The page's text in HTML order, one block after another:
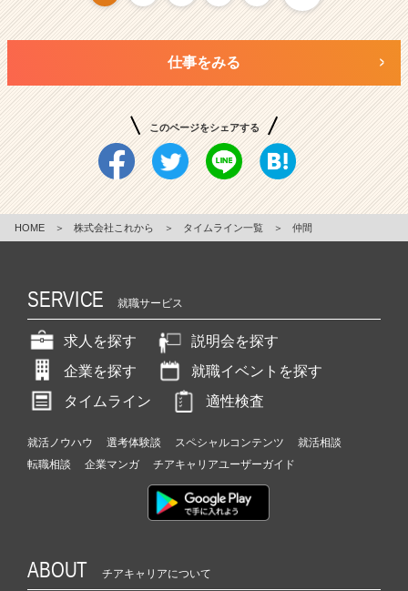
仕事をみる
このページをシェアする
HOME ＞ 株式会社これから ＞ タイムライン一覧 ＞ 仲間
SERVICE 就職サービス
求人を探す
説明会を探す
企業を探す
就職イベントを探す
タイムライン
適性検査
就活ノウハウ 選考体験談 スペシャルコンテンツ
就活相談
転職相談
企業マンガ チアキャリアユーザーガイド
ABOUT チアキャリアについて